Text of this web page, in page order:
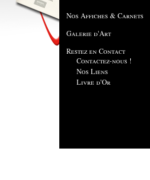
Nos Affiches & Carnets
Galerie d'Art
Restez en Contact
Contactez-nous !
Nos Liens
Livre d'Or